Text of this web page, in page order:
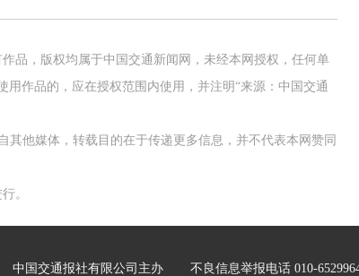
品，版权均属于中国交通新闻网，未经本网授权，任何单
作品的，应在授权范围内使用，并注明“来源：中国交通
其他媒体，转载目的在于传递更多信息，并不代表本网赞同
。
中国交通报社有限公司主办 不良信息举报电话 010-